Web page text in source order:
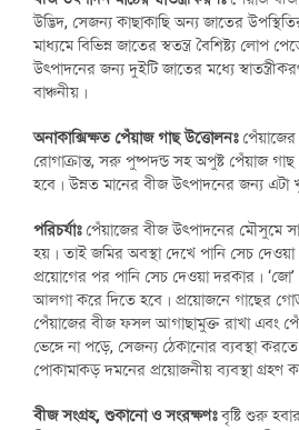
উদ্ভিদ, সেজন্য কাছাকাছি অন্য জাতের
মাধ্যমে বিভিন্ন জাতের স্বতন্ত্র বৈশিষ্ট্য লোপ
উৎপাদনের জন্য দুইটি জাতের মধ্যে
বাঞ্চনীয়।
অনাকাক্সিক্ষত পেঁয়াজ গাছ উত্তোলনঃপেঁয়াজের
রোগাক্রান্ত, সরু পুষ্পদন্ড সহ অপুষ্ট পেঁয়াজ
হবে। উন্নত মানের বীজ উৎপাদনের জন্য এটা
পরিচর্যাঃ পেঁয়াজের বীজ উৎপাদনের মৌসুমে
হয়। তাই জমির অবস্থা দেখে পানি সেচ
প্রয়োগের পর পানি সেচ দেওয়া দরকার। ‘জো’
আলগা করে দিতে হবে। প্রয়োজনে গাছের
পেঁয়াজের বীজ ফসল আগাছামুক্ত রাখা এবং
ভেঙ্গে না পড়ে, সেজন্য ঠেকানোর ব্যবস্থা
পোকামাকড় দমনের প্রয়োজনীয় ব্যবস্থা গ্রহণ
বীজ সংগ্রহ, শুকানো ও সংরক্ষণঃবৃষ্টি শুরু